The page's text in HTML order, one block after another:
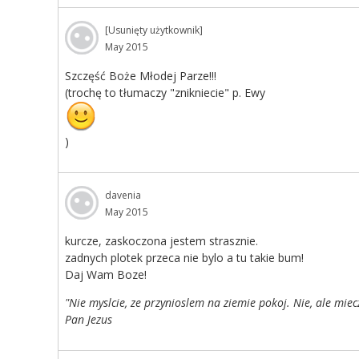
[Usunięty użytkownik]
May 2015
Szczęść Boże Młodej Parze!!!
(trochę to tłumaczy "znikniecie" p. Ewy
)
davenia
May 2015
kurcze, zaskoczona jestem strasznie.
zadnych plotek przeca nie bylo a tu takie bum!
Daj Wam Boze!
"Nie myslcie, ze przynioslem na ziemie pokoj. Nie, ale
Pan Jezus